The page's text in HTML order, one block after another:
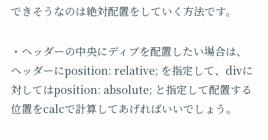
できそうなのは絶対配置をしていく方法です。
・ヘッダーの中央にディブを配置したい場合は、
ヘッダーにposition: relative; を指定して、divに
対してはposition: absolute; と指定して配置する
位置をcalcで計算してあげればいいでしょう。